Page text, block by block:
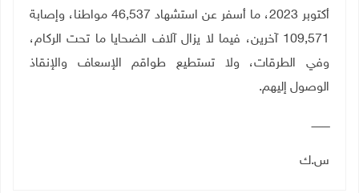
أكتوبر 2023، ما أسفر عن استشهاد 46,537 مواطنا، وإصابة
109,571 آخرين، فيما لا يزال آلاف الضحايا ما تحت الركام،
وفي الطرقات، ولا تستطيع طواقم الإسعاف والإنقاذ
الوصول إليهم.
ـــــــــــ
س.ك